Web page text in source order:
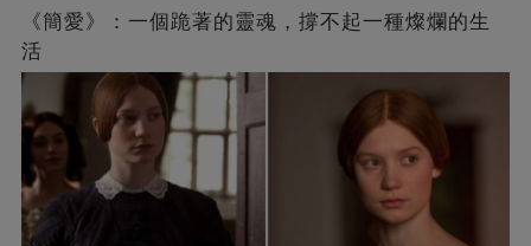
《簡愛》：一個跪著的靈魂，撐不起一種燦爛的生
活